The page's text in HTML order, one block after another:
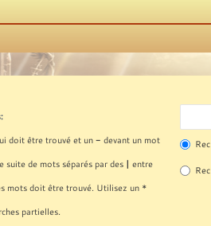
doit être trouvé et un - devant un mot
suite de mots séparés par des | entre
mots doit être trouvé. Utilisez un *
partielles.